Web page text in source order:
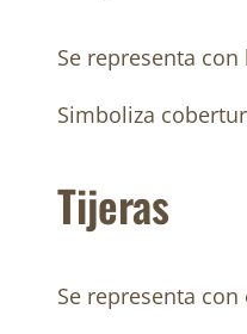
Se representa
Simboliza
Tijeras
Se representa